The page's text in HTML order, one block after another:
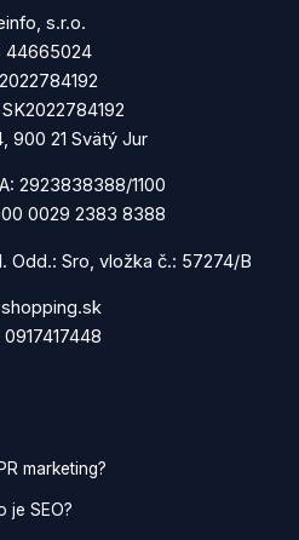
s.r.o.
44665024
900 21 Svätý Jur
2923838388/1100
0029 2383 8388
Odd.: Sro, vložka č.: 57274/B
marketing?
je SEO?